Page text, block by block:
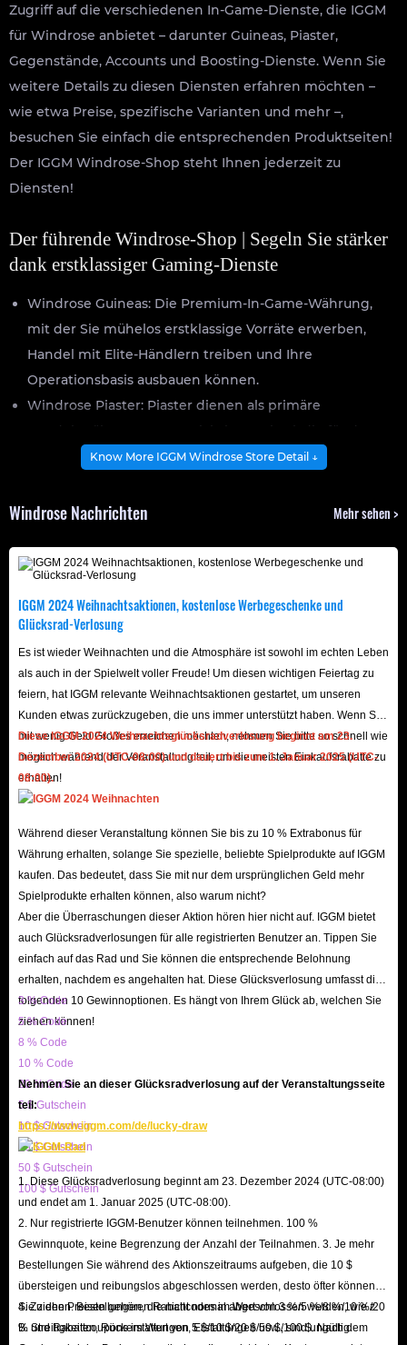
Zugriff auf die verschiedenen In-Game-Dienste, die IGGM
für Windrose anbietet – darunter Guineas, Piaster,
Gegenstände, Accounts und Boosting-Dienste. Wenn Sie
weitere Details zu diesen Diensten erfahren möchten –
wie etwa Preise, spezifische Varianten und mehr –,
besuchen Sie einfach die entsprechenden Produktseiten!
Der IGGM Windrose-Shop steht Ihnen jederzeit zu
Diensten!
Der führende Windrose-Shop | Segeln Sie stärker
dank erstklassiger Gaming-Dienste
Windrose Guineas: Die Premium-In-Game-Währung,
mit der Sie mühelos erstklassige Vorräte erwerben,
Handel mit Elite-Händlern treiben und Ihre
Operationsbasis ausbauen können.
Windrose Piaster: Piaster dienen als primäre
Handelswährung – unverzichtbare Mittel, die für den
Aufbau Ihres maritimen Imperiums unerlässlich sind.
seltener Waffen, taktischer Ausrüstung und
dass Sie weder beim Basisbau noch bei der Kampfkraft
ins Hintertreffen geraten.
Windrose Accounts: Maßgeschneiderte Accounts, die es
Ihnen ermöglichen, die einführenden Tutorials zu
überspringen und sofort auf fortgeschrittene
zuzugreifen.
Windrose Boosting: Ein Premium-Dienst, der darauf
ausgelegt ist, Ihren Charakter rasch voranzubringen.
Ganz gleich, ob Sie Ihren Spielfortschritt
Ihre Schiffe aufrüsten möchten – wir machen es
möglich!
Finanzieren Sie Ihre Ambitionen mit mehr
Windrose Guineas
Im Wirtschaftssystem von Windrose hängt Ihr Einfluss oft
von der Größe Ihrer finanziellen Reserven ab. Guineas sind
die unverzichtbare Währung, die es Ihnen ermöglicht, das
Ressourcen – zu umgehen. Durch den Erwerb dieser
Währung können Sie augenblicklich überlegene
Besatzungsmitglieder anheuern, fortgeschrittene
Baupläne freischalten und Ihre Basis so befestigen, dass
sie feindlichen Überfällen standhält. Lassen Sie nicht zu,
dass ein leerer Geldbeutel Ihre Reise behindert; erwerben
Sie mehr Währung im IGGM Windrose-Shop und stechen
Sie voller Zuversicht in See!
Beherrschen Sie mühelos die Hohe See – mit
Windrose Piaster
Know More IGGM Windrose Store Detail ↓
Windrose Nachrichten Mehr sehen >
IGGM 2024 Weihnachtsaktionen, kostenlose Werbegeschenke und
Glücksrad-Verlosung
Es ist wieder Weihnachten und die Atmosphäre ist sowohl im echten Leben
als auch in der Spielwelt voller Freude! Um diesen wichtigen Feiertag zu
feiern, hat IGGM relevante Weihnachtsaktionen gestartet, um unseren
Kunden etwas zurückzugeben, die uns immer unterstützt haben. Wenn Sie
mit wenig Geld Großes erreichen möchten, nehmen Sie bitte so schnell wie
möglich während der Veranstaltung teil, um die meisten Einkaufsrabatte zu
erhalten!
Diese IGGM 2024 Weihnachtsglücksradverlosung beginnt am 23.
Dezember 2024 (UTC-08:00) und dauert bis zum 1. Januar 2025 (UTC-
08:00).
Während dieser Veranstaltung können Sie bis zu 10 % Extrabonus für
Währung erhalten, solange Sie spezielle, beliebte Spielprodukte auf IGGM
kaufen. Das bedeutet, dass Sie mit nur dem ursprünglichen Geld mehr
Spielprodukte erhalten können, also warum nicht?
Aber die Überraschungen dieser Aktion hören hier nicht auf. IGGM bietet
auch Glücksradverlosungen für alle registrierten Benutzer an. Tippen Sie
einfach auf das Rad und Sie können die entsprechende Belohnung
erhalten, nachdem es angehalten hat. Diese Glücksverlosung umfasst die
folgenden 10 Gewinnoptionen. Es hängt von Ihrem Glück ab, welchen Sie
ziehen können!
3 % Code
5 % Code
8 % Code
10 % Code
20 % Code
5 $ Gutschein
10 $ Gutschein
20 $ Gutschein
50 $ Gutschein
100 $ Gutschein
Nehmen Sie an dieser Glücksradverlosung auf der Veranstaltungsseite
teil:
https://www.iggm.com/de/lucky-draw
1. Diese Glücksradverlosung beginnt am 23. Dezember 2024 (UTC-08:00)
und endet am 1. Januar 2025 (UTC-08:00).
2. Nur registrierte IGGM-Benutzer können teilnehmen. 100 %
Gewinnquote, keine Begrenzung der Anzahl der Teilnahmen. 3. Je mehr
Bestellungen Sie während des Aktionszeitraums aufgeben, die 10 $
übersteigen und reibungslos abgeschlossen werden, desto öfter können
Sie ziehen. Bestellungen, die nicht normal abgeschlossen werden, wie z.
B. Streitigkeiten, Rückerstattungen, Erstattungen usw., sind ungültig.
4. Zu den Preisen gehören Rabattcodes im Wert von 3 %/5 %/8 %/10 %/20
% und Rabattcoupons im Wert von 5 $/10 $/20 $/50 $/100 $. Nach dem